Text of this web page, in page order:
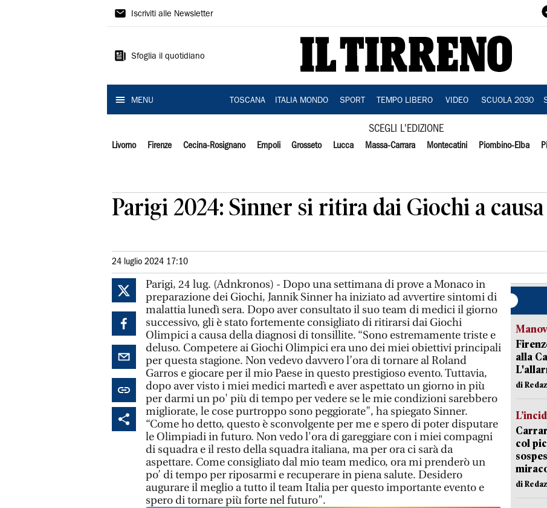
Il
Iscriviti alle Newsletter
Sfoglia il quotidiano
MENU TOSCANA ITALIA MONDO SPORT TEMPO LIBERO VIDEO SCUOLA 2030
SCEGLI L'EDIZIONE
Livorno Firenze Cecina-Rosignano Empoli Grosseto Lucca Massa-Carrara Montecatini Piombino-Elba
Parigi 2024: Sinner si ritira dai Giochi a
24 luglio 2024 17:10
Parigi, 24 lug. (Adnkronos) - Dopo una settimana di prove a Monaco in
preparazione dei Giochi, Jannik Sinner ha iniziato ad avvertire sintomi di
malattia lunedì sera. Dopo aver consultato il suo team di medici il giorno
successivo, gli è stato fortemente consigliato di ritirarsi dai Giochi
Olimpici a causa della diagnosi di tonsillite. “Sono estremamente triste e
deluso. Competere ai Giochi Olimpici era uno dei miei obiettivi principali
per questa stagione. Non vedevo davvero l’ora di tornare al Roland
Garros e giocare per il mio Paese in questo prestigioso evento. Tuttavia,
dopo aver visto i miei medici martedì e aver aspettato un giorno in più
per darmi un po' più di tempo per vedere se le mie condizioni sarebbero
migliorate, le cose purtroppo sono peggiorate", ha spiegato Sinner.
“Come ho detto, questo è sconvolgente per me e spero di poter disputare
le Olimpiadi in futuro. Non vedo l'ora di gareggiare con i miei compagni
di squadra e il resto della squadra italiana, ma per ora ci sarà da
aspettare. Come consigliato dal mio team medico, ora mi prenderò un
po’ di tempo per riposarmi e recuperare in piena salute. Desidero
augurare il meglio a tutto il team Italia per questo importante evento e
spero di tornare più forte nel futuro".
alla
di
col
di